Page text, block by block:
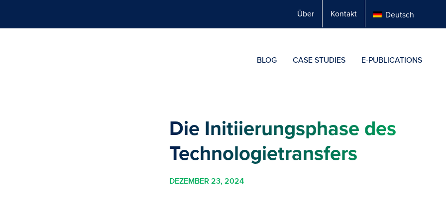
Über Kontakt Deutsch
BLOG CASE STUDIES E-PUBLICATIONS
Die Initiierungsphase des
Technologietransfers
DEZEMBER 23, 2024